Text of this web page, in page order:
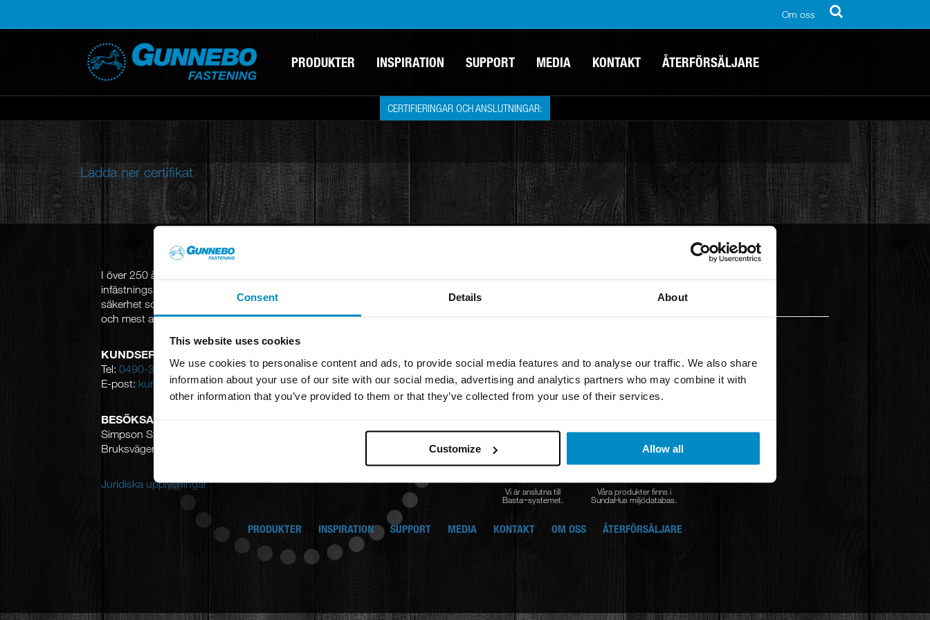
Consent Details About
This website uses cookies
We use cookies to personalise content and ads, to provide social media features and to analyse our traffic. We also share
information about your use of our site with our social media, advertising and analytics partners who may combine it with
other information that you’ve provided to them or that they’ve collected from your use of their services.
Customize Allow all
Om oss
PRODUKTER INSPIRATION SUPPORT MEDIA KONTAKT ÅTERFÖRSÄLJARE
CERTIFIERINGAR OCH ANSLUTNINGAR:
Ladda ner certifikat
I över 250 år har Gunnebo Fastening utvecklat och tillverkat
infästningslösningar för den professionella användaren. Med kvalitet och
säkerhet som ledstjärnor i vår utveckling har ett av Sveriges starkaste
och mest aktade varumärken skapats.
KUNDSERVICE
Tel: 0490-300 00
E-post: kundservice@strongtie.se
BESÖKSADRESS
Simpson Strong-Tie AB
Bruksvägen 2, 593 75 Gunnebo
Juridiska upplysningar
Vi är anslutna till
Basta−systemet.
Våra produkter finns i
SundaHus miljödatabas.
PRODUKTER INSPIRATION SUPPORT MEDIA KONTAKT OM OSS ÅTERFÖRSÄLJARE